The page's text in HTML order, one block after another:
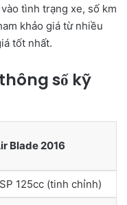
tình trạng xe, số km
khảo giá từ nhiều
tốt nhất.
số kỹ
Blade 2016
125cc (tinh chỉnh)